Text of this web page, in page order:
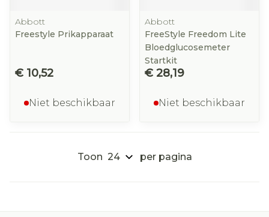
Abbott
Freestyle Prikapparaat
€ 10,52
Niet beschikbaar
Abbott
FreeStyle Freedom Lite
Bloedglucosemeter
Startkit
€ 28,19
Niet beschikbaar
Toon per pagina